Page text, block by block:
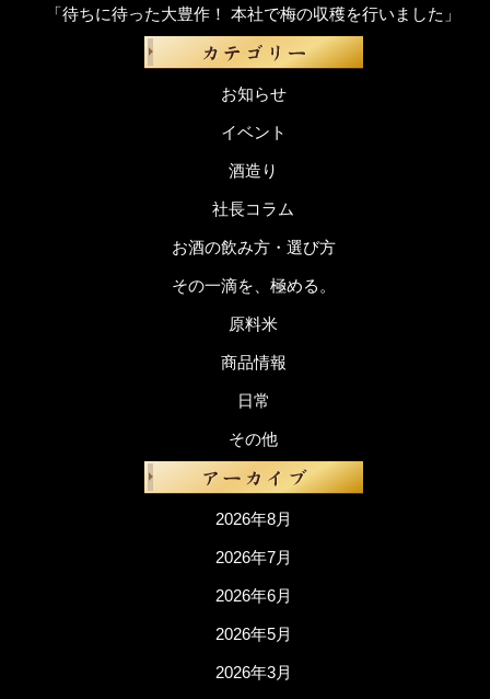
「待ちに待った大豊作！ 本社で梅の収穫を行いました」
お知らせ
イベント
酒造り
社長コラム
お酒の飲み方・選び方
その一滴を、極める。
原料米
商品情報
日常
その他
2026年8月
2026年7月
2026年6月
2026年5月
2026年3月